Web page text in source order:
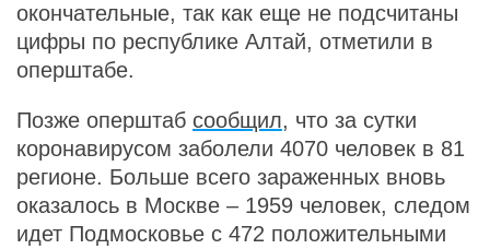
окончательные, так как еще не подсчитаны
цифры по республике Алтай, отметили в
оперштабе.
Позже оперштаб сообщил, что за сутки
коронавирусом заболели 4070 человек в 81
регионе. Больше всего зараженных вновь
оказалось в Москве – 1959 человек, следом
идет Подмосковье с 472 положительными